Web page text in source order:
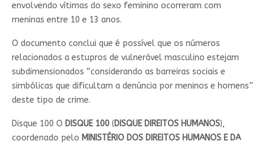
envolvendo vítimas do sexo feminino ocorreram com
meninas entre 10 e 13 anos.
O documento conclui que é possível que os números
relacionados a estupros de vulnerável masculino estejam
subdimensionados “considerando as barreiras sociais e
simbólicas que dificultam a denúncia por meninos e homens”
deste tipo de crime.
Disque 100 O DISQUE 100(DISQUE DIREITOS HUMANOS),
coordenado pelo MINISTÉRIO DOS DIREITOS HUMANOS E DA